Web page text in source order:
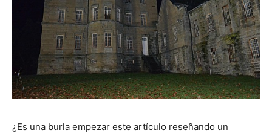
¿Es una burla empezar este artículo reseñando un